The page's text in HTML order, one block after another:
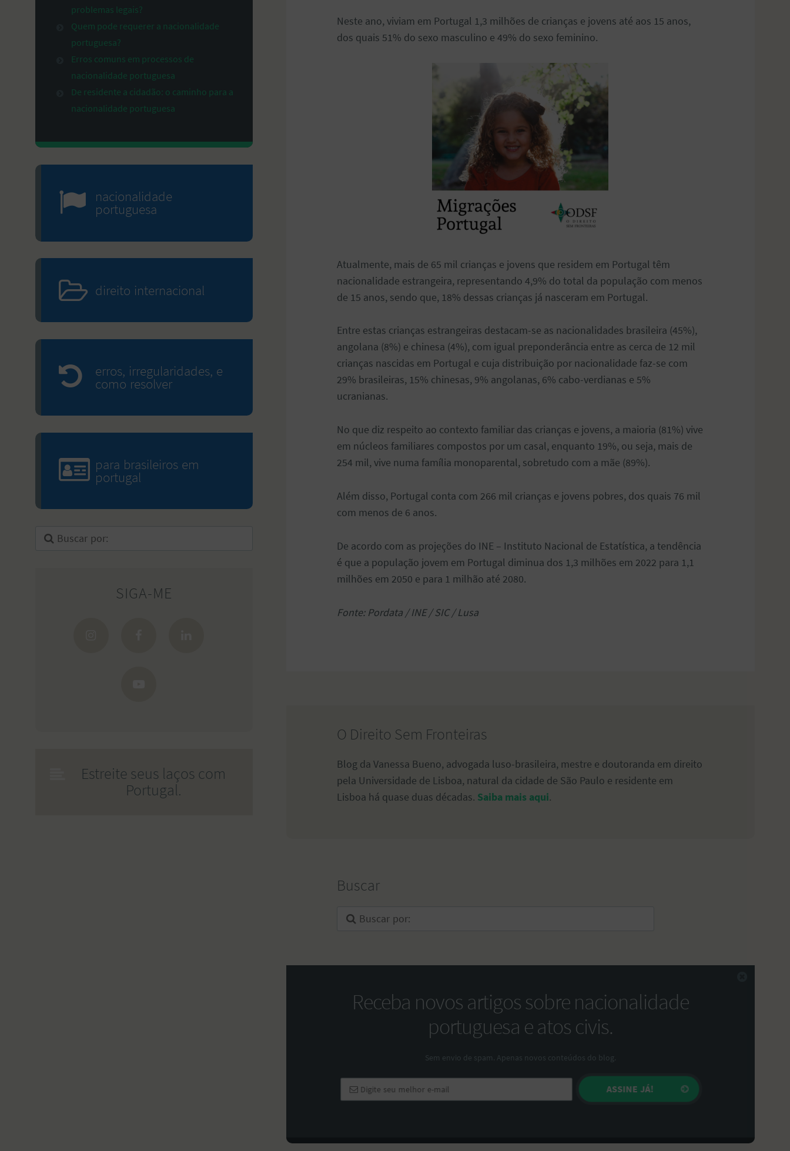
Neste ano, viviam em Portugal 1,3 milhões de crianças e jovens até aos 15 anos,
dos quais 51% do sexo masculino e 49% do sexo feminino.
Atualmente, mais de 65 mil crianças e jovens que residem em Portugal têm
nacionalidade estrangeira, representando 4,9% do total da população com menos
de 15 anos, sendo que, 18% dessas crianças já nasceram em Portugal.
Entre estas crianças estrangeiras destacam-se as nacionalidades brasileira (45%),
angolana (8%) e chinesa (4%), com igual preponderância entre as cerca de 12 mil
crianças nascidas em Portugal e cuja distribuição por nacionalidade faz-se com
29% brasileiras, 15% chinesas, 9% angolanas, 6% cabo-verdianas e 5%
ucranianas.
No que diz respeito ao contexto familiar das crianças e jovens, a maioria (81%) vive
em núcleos familiares compostos por um casal, enquanto 19%, ou seja, mais de
254 mil, vive numa família monoparental, sobretudo com a mãe (89%).
Além disso, Portugal conta com 266 mil crianças e jovens pobres, dos quais 76 mil
com menos de 6 anos.
De acordo com as projeções do INE – Instituto Nacional de Estatística, a tendência
é que a população jovem em Portugal diminua dos 1,3 milhões em 2022 para 1,1
milhões em 2050 e para 1 milhão até 2080.
Fonte: Pordata / INE / SIC / Lusa
O Direito Sem Fronteiras
Blog da Vanessa Bueno, advogada luso-brasileira, mestre e doutoranda em direito
pela Universidade de Lisboa, natural da cidade de São Paulo e residente em
Lisboa há quase duas décadas. Saiba mais aqui.
Buscar
Receba novos artigos sobre nacionalidade
portuguesa e atos civis.
Sem envio de spam. Apenas novos conteúdos do blog.
problemas legais?
Quem pode requerer a nacionalidade
portuguesa?
Erros comuns em processos de
nacionalidade portuguesa
De residente a cidadão: o caminho para a
nacionalidade portuguesa
nacionalidade
portuguesa
direito internacional
erros, irregularidades, e
como resolver
para brasileiros em
portugal
SIGA-ME
Estreite seus laços com
Portugal.